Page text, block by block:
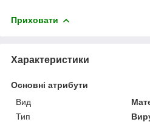
Приховати
Характеристики
Основні атрибути
Вид
Тип